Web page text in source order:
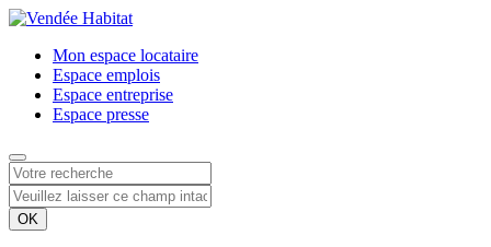
Mon espace locataire
Espace emplois
Espace entreprise
Espace presse